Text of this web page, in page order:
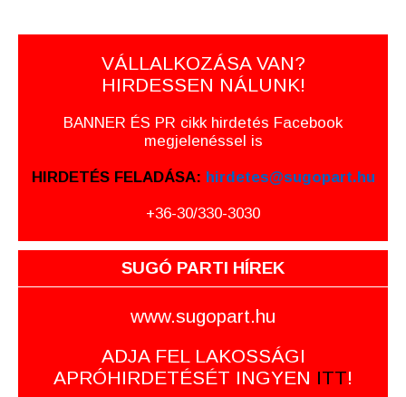
VÁLLALKOZÁSA VAN?
HIRDESSEN NÁLUNK!
BANNER ÉS PR cikk hirdetés Facebook
megjelenéssel is
HIRDETÉS FELADÁSA: hirdetes@sugopart.hu
+36-30/330-3030
SUGÓ PARTI HÍREK
www.sugopart.hu
ADJA FEL LAKOSSÁGI
APRÓHIRDETÉSÉT INGYEN ITT!